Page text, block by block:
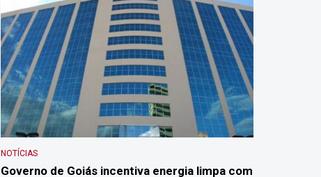
NOTÍCIAS
Governo de Goiás incentiva energia limpa com